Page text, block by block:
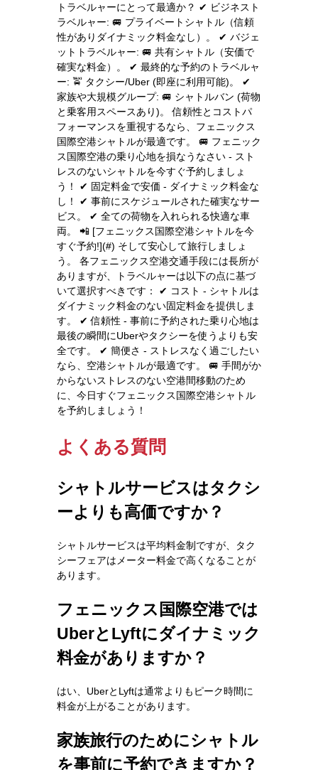
トラベルャーにとって最適か？ ✔ ビジネスト
ラベルャー: 🚐 プライベートシャトル（信頼
性がありダイナミック料金なし）。 ✔ バジェ
ットトラベルャー: 🚐 共有シャトル（安価で
確実な料金）。 ✔ 最終的な予約のトラベルャ
ー: 🚖 タクシー/Uber (即座に利用可能)。 ✔
家族や大規模グループ: 🚐 シャトルバン (荷物
と乗客用スペースあり)。 信頼性とコストパ
フォーマンスを重視するなら、フェニックス
国際空港シャトルが最適です。 🚐 フェニック
ス国際空港の乗り心地を損なうなさい - スト
レスのないシャトルを今すぐ予約しましょ
う！ ✔ 固定料金で安価 - ダイナミック料金な
し！ ✔ 事前にスケジュールされた確実なサー
ビス。 ✔ 全ての荷物を入れられる快適な車
両。 📲 [フェニックス国際空港シャトルを今
すぐ予約!](#) そして安心して旅行しましょ
う。 各フェニックス空港交通手段には長所が
ありますが、トラベルャーは以下の点に基づ
いて選択すべきです： ✔ コスト - シャトルは
ダイナミック料金のない固定料金を提供しま
す。 ✔ 信頼性 - 事前に予約された乗り心地は
最後の瞬間にUberやタクシーを使うよりも安
全です。 ✔ 簡便さ - ストレスなく過ごしたい
なら、空港シャトルが最適です。 🚐 手間がか
からないストレスのない空港間移動のため
に、今日すぐフェニックス国際空港シャトル
を予約しましょう！
よくある質問
シャトルサービスはタクシ
ーよりも高価ですか？
シャトルサービスは平均料金制ですが、タク
シーフェアはメーター料金で高くなることが
あります。
フェニックス国際空港では
UberとLyftにダイナミック
料金がありますか？
はい、UberとLyftは通常よりもピーク時間に
料金が上がることがあります。
家族旅行のためにシャトル
を事前に予約できますか？